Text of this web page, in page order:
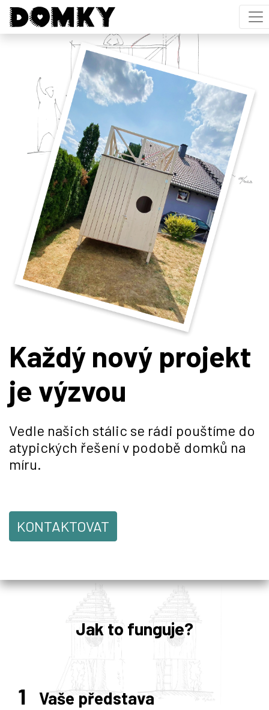
Každý nový projekt
je výzvou
Vedle našich stálic se rádi pouštíme do
atypických řešení v podobě domků na
míru.
KONTAKTOVAT
Jak to funguje?
1 Vaše představa